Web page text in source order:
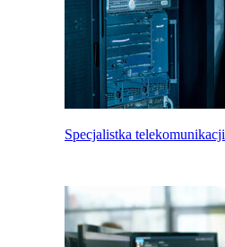
Specjalistka telekomunikacji